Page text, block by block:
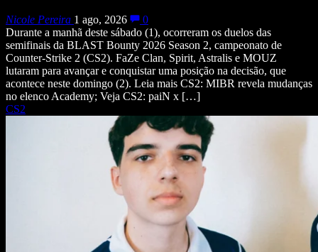
Nicole Pereira 1 ago, 2026
0
Durante a manhã deste sábado (1), ocorreram os duelos das
semifinais da BLAST Bounty 2026 Season 2, campeonato de
Counter-Strike 2 (CS2). FaZe Clan, Spirit, Astralis e MOUZ
lutaram para avançar e conquistar uma posição na decisão, que
acontece neste domingo (2). Leia mais CS2: MIBR revela mudanças
no elenco Academy; Veja CS2: paiN x […]
CS2